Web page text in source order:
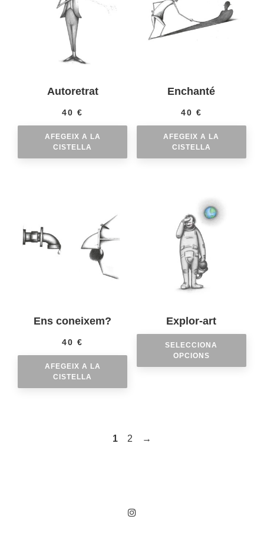
Autoretrat
40€
AFEGEIX A LA
CISTELLA
Enchanté
40 €
AFEGEIX A LA
CISTELLA
Ens coneixem?
40€
AFEGEIX A LA
CISTELLA
Explor-art
SELECCIONA
OPCIONS
1 2 →